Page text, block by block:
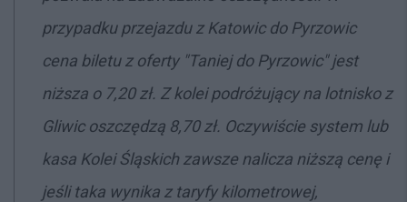
przypadku przejazdu z Katowic do Pyrzowic
cena biletu z oferty "Taniej do Pyrzowic" jest
niższa o 7,20 zł. Z kolei podróżujący na lotnisko z
Gliwic oszczędzą 8,70 zł. Oczywiście system lub
kasa Kolei Śląskich zawsze nalicza niższą cenę i
jeśli taka wynika z taryfy kilometrowej,